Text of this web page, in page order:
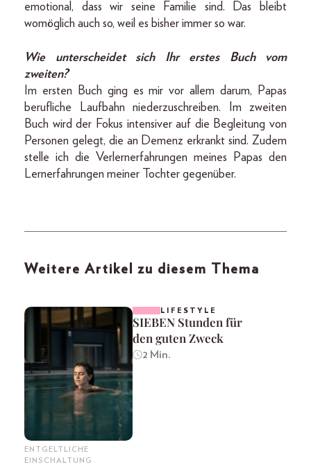
emotional, dass wir seine Familie sind. Das bleibt
womöglich auch so, weil es bisher immer so war.
Wie unterscheidet sich Ihr erstes Buch vom
zweiten?
Im ersten Buch ging es mir vor allem darum, Papas
berufliche Laufbahn niederzuschreiben. Im zweiten
Buch wird der Fokus intensiver auf die Begleitung von
Personen gelegt, die an Demenz erkrankt sind. Zudem
stelle ich die Verlernerfahrungen meines Papas den
Lernerfahrungen meiner Tochter gegenüber.
Weitere Artikel zu diesem Thema
ENTGELTLICHE
EINSCHALTUNG
LIFESTYLE
SIEBEN Stunden für
den guten Zweck
2 Min.